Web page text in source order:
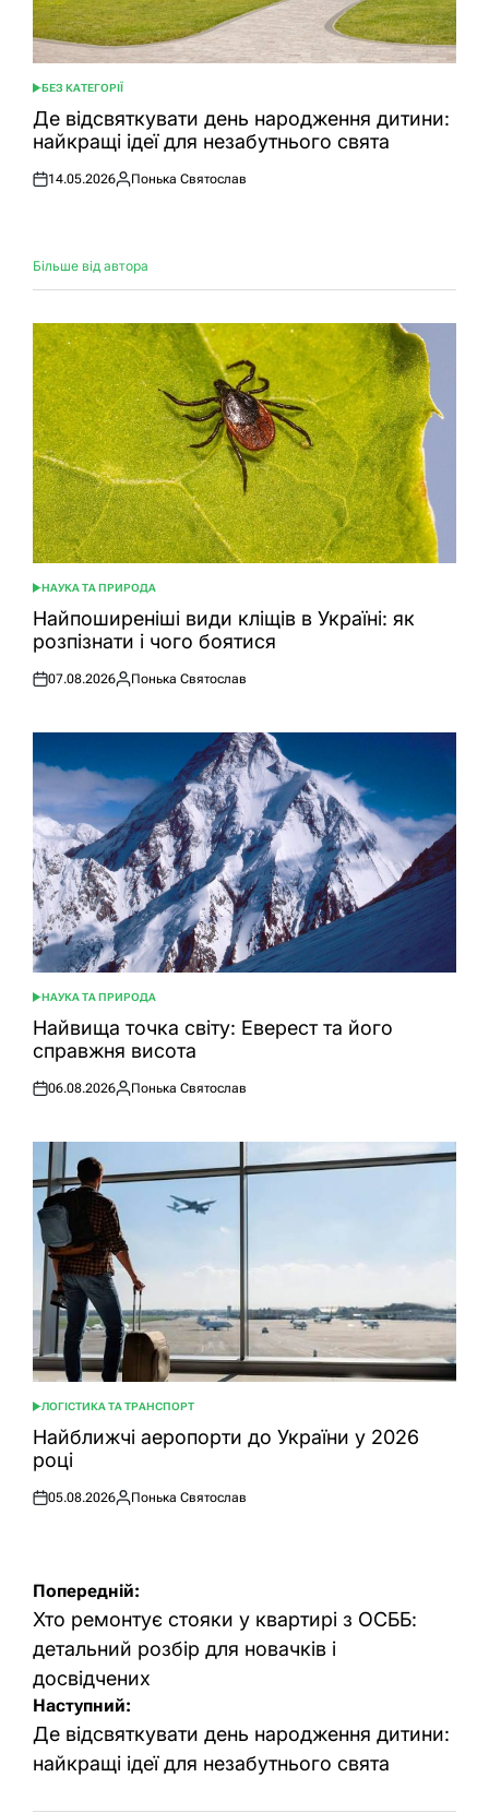
ОПУБЛІКУВАТИ
У
БЕЗ КАТЕГОРІЇ
Де відсвяткувати день народження дитини:
найкращі ідеї для незабутнього свята
Оприлюднено
14.05.2026
Опубліковано
Понька Святослав
Більше від автора
ОПУБЛІКУВАТИ
У
НАУКА ТА ПРИРОДА
Найпоширеніші види кліщів в Україні: як
розпізнати і чого боятися
Оприлюднено
07.08.2026
Опубліковано
Понька Святослав
ОПУБЛІКУВАТИ
У
НАУКА ТА ПРИРОДА
Найвища точка світу: Еверест та його
справжня висота
Оприлюднено
06.08.2026
Опубліковано
Понька Святослав
ОПУБЛІКУВАТИ
У
ЛОГІСТИКА ТА ТРАНСПОРТ
Найближчі аеропорти до України у 2026
році
Оприлюднено
05.08.2026
Опубліковано
Понька Святослав
Навігація
записів
Попередній:
Хто ремонтує стояки у квартирі з ОСББ:
детальний розбір для новачків і
досвідчених
Наступний:
Де відсвяткувати день народження дитини:
найкращі ідеї для незабутнього свята